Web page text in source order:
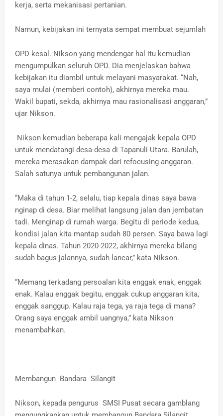
kerja, serta mekanisasi pertanian.
Namun, kebijakan ini ternyata sempat membuat sejumlah
OPD kesal. Nikson yang mendengar hal itu kemudian
mengumpulkan seluruh OPD. Dia menjelaskan bahwa
kebijakan itu diambil untuk melayani masyarakat. “Nah,
saya mulai (memberi contoh), akhirnya mereka mau.
Wakil bupati, sekda, akhirnya mau rasionalisasi anggaran,”
ujar Nikson.
Nikson kemudian beberapa kali mengajak kepala OPD
untuk mendatangi desa-desa di Tapanuli Utara. Barulah,
mereka merasakan dampak dari refocusing anggaran.
Salah satunya untuk pembangunan jalan.
“Maka di tahun 1-2, selalu, tiap kepala dinas saya bawa
nginap di desa. Biar melihat langsung jalan dan jembatan
tadi. Menginap di rumah warga. Begitu di periode kedua,
kondisi jalan kita mantap sudah 80 persen. Saya bawa lagi
kepala dinas. Tahun 2020-2022, akhirnya mereka bilang
sudah bagus jalannya, sudah lancar,” kata Nikson.
“Memang terkadang persoalan kita enggak enak, enggak
enak. Kalau enggak begitu, enggak cukup anggaran kita,
enggak sanggup. Kalau raja tega, ya raja tega di mana?
Orang saya enggak ambil uangnya,” kata Nikson
menambahkan.
Membangun Bandara Silangit
Nikson, kepada pengurus SMSI Pusat secara gamblang